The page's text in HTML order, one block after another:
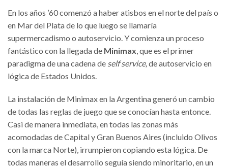
En los años ’60 comenzó a haber atisbos en el norte del país o
en Mar del Plata de lo que luego se llamaría
supermercadismo o autoservicio. Y comienza un proceso
fantástico con la llegada de Minimax , que es el primer
paradigma de una cadena de self service, de autoservicio en
lógica de Estados Unidos.
La instalación de Minimax en la Argentina generó un cambio
de todas las reglas de juego que se conocían hasta entonce.
Casi de manera inmediata, en todas las zonas más
acomodadas de Capital y Gran Buenos Aires (incluido Olivos
con la marca Norte), irrumpieron copiando esta lógica. De
todas maneras el desarrollo seguía siendo minoritario, en un